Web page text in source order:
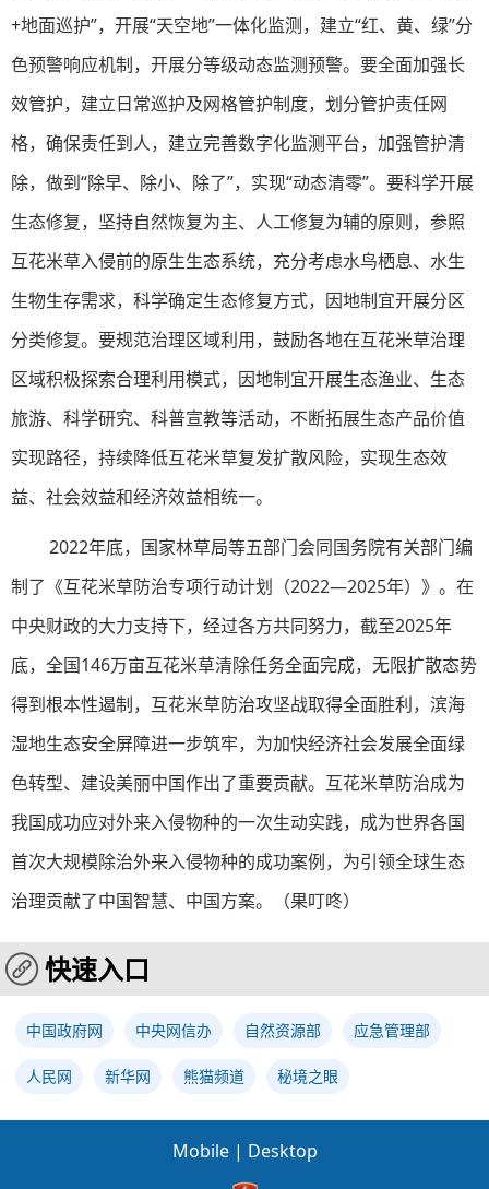
+地面巡护”，开展“天空地”一体化监测，建立“红、黄、绿”分
色预警响应机制，开展分等级动态监测预警。要全面加强长
效管护，建立日常巡护及网格管护制度，划分管护责任网
格，确保责任到人，建立完善数字化监测平台，加强管护清
除，做到“除早、除小、除了”，实现“动态清零”。要科学开展
生态修复，坚持自然恢复为主、人工修复为辅的原则，参照
互花米草入侵前的原生生态系统，充分考虑水鸟栖息、水生
生物生存需求，科学确定生态修复方式，因地制宜开展分区
分类修复。要规范治理区域利用，鼓励各地在互花米草治理
区域积极探索合理利用模式，因地制宜开展生态渔业、生态
旅游、科学研究、科普宣教等活动，不断拓展生态产品价值
实现路径，持续降低互花米草复发扩散风险，实现生态效
益、社会效益和经济效益相统一。
2022年底，国家林草局等五部门会同国务院有关部门编
制了《互花米草防治专项行动计划（2022—2025年）》。在
中央财政的大力支持下，经过各方共同努力，截至2025年
底，全国146万亩互花米草清除任务全面完成，无限扩散态势
得到根本性遏制，互花米草防治攻坚战取得全面胜利，滨海
湿地生态安全屏障进一步筑牢，为加快经济社会发展全面绿
色转型、建设美丽中国作出了重要贡献。互花米草防治成为
我国成功应对外来入侵物种的一次生动实践，成为世界各国
首次大规模除治外来入侵物种的成功案例，为引领全球生态
治理贡献了中国智慧、中国方案。（果叮咚）
快速入口
中国政府网 中央网信办 自然资源部 应急管理部
人民网 新华网 熊猫频道 秘境之眼
Mobile | Desktop